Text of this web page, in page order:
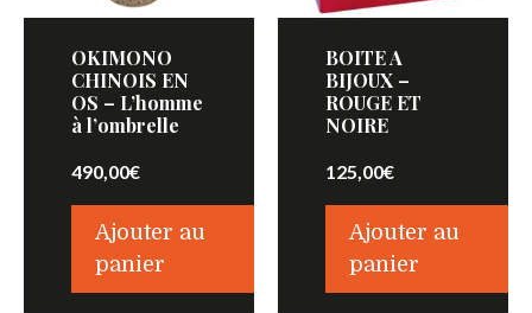
OKIMONO
CHINOIS EN
OS – L’homme
à l’ombrelle
490,00€
Ajouter au
panier
BOITE A
BIJOUX –
ROUGE ET
NOIRE
125,00€
Ajouter au
panier